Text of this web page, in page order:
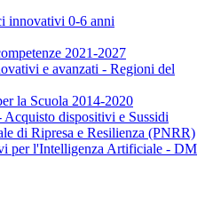
innovativi 0-6 anni
2021-2027
e avanzati - Regioni del
la Scuola 2014-2020
dispositivi e Sussidi
di Ripresa e Resilienza (PNRR)
per l'Intelligenza Artificiale - DM